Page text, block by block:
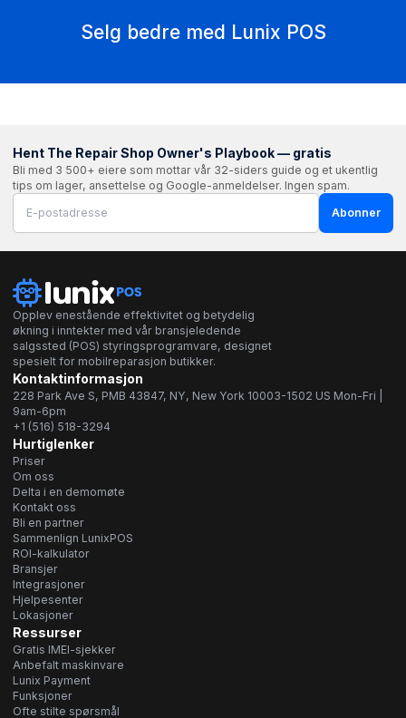
Selg bedre med Lunix POS
Hent The Repair Shop Owner's Playbook — gratis
Bli med 3 500+ eiere som mottar vår 32-siders guide og et ukentlig
tips om lager, ansettelse og Google-anmeldelser. Ingen spam.
Abonner
Opplev enestående effektivitet og betydelig
økning i inntekter med vår bransjeledende
salgssted (POS) styringsprogramvare, designet
spesielt for mobilreparasjon butikker.
Kontaktinformasjon
228 Park Ave S, PMB 43847, NY, New York 10003-1502 US Mon-Fri |
9am-6pm
+1 (516) 518-3294
Hurtiglenker
Priser
Om oss
Delta i en demomøte
Kontakt oss
Bli en partner
Sammenlign LunixPOS
ROI-kalkulator
Bransjer
Integrasjoner
Hjelpesenter
Lokasjoner
Ressurser
Gratis IMEI-sjekker
Anbefalt maskinvare
Lunix Payment
Funksjoner
Ofte stilte spørsmål